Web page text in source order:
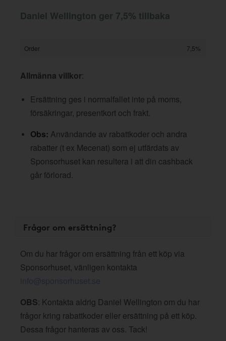
Daniel Wellington ger 7,5% tillbaka
Order 7,5%
Allmänna villkor:
Ersättning ges i normalfallet inte på moms,
försäkringar, presentkort och frakt.
Obs: Användande av rabattkoder och andra
rabatter (t ex Mecenat) som ej utfärdats av
Sponsorhuset kan resultera i att din cashback
går förlorad.
Frågor om ersättning?
Om du har frågor om ersättning från ett köp via
Sponsorhuset, vänligen kontakta
info@sponsorhuset.se
OBS: Kontakta aldrig Daniel Wellington om du har
frågor kring rabattkoder eller ersättning på ett köp.
Dessa frågor hanteras av oss. Tack!